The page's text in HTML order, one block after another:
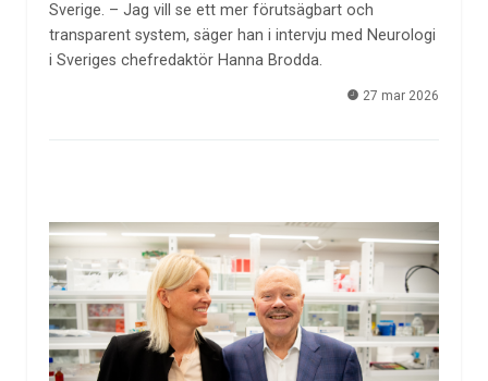
Sverige. – Jag vill se ett mer förutsägbart och
transparent system, säger han i intervju med Neurologi
i Sveriges chefredaktör Hanna Brodda.
27 mar 2026